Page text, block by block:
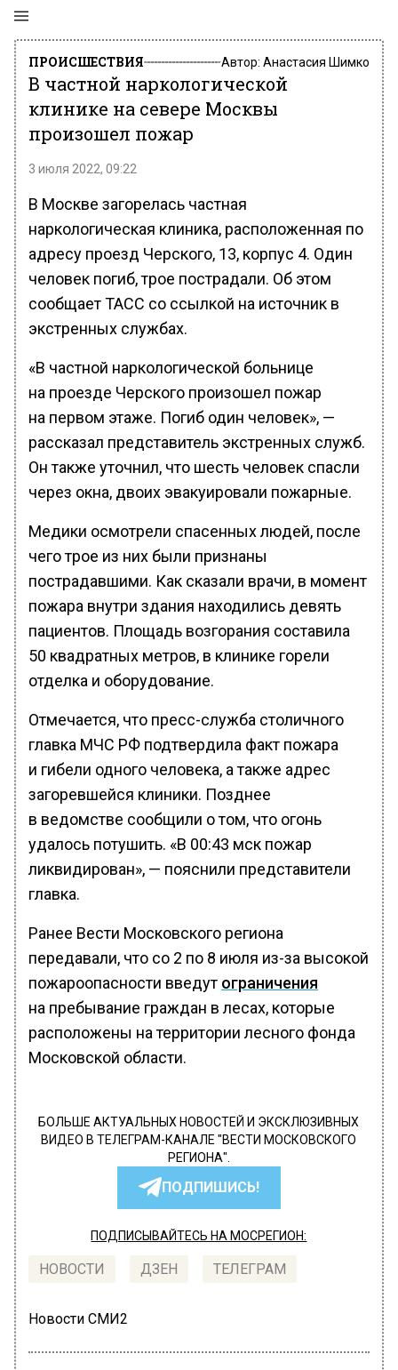
ПРОИСШЕСТВИЯ Автор: Анастасия Шимко
В частной наркологической
клинике на севере Москвы
произошел пожар
3 июля 2022, 09:22
В Москве загорелась частная
наркологическая клиника, расположенная по
адресу проезд Черского, 13, корпус 4. Один
человек погиб, трое пострадали. Об этом
сообщает ТАСС со ссылкой на источник в
экстренных службах.
«В частной наркологической больнице
на проезде Черского произошел пожар
на первом этаже. Погиб один человек», —
рассказал представитель экстренных служб.
Он также уточнил, что шесть человек спасли
через окна, двоих эвакуировали пожарные.
Медики осмотрели спасенных людей, после
чего трое из них были признаны
пострадавшими. Как сказали врачи, в момент
пожара внутри здания находились девять
пациентов. Площадь возгорания составила
50 квадратных метров, в клинике горели
отделка и оборудование.
Отмечается, что пресс-служба столичного
главка МЧС РФ подтвердила факт пожара
и гибели одного человека, а также адрес
загоревшейся клиники. Позднее
в ведомстве сообщили о том, что огонь
удалось потушить. «В 00:43 мск пожар
ликвидирован», — пояснили представители
главка.
Ранее Вести Московского региона
передавали, что со 2 по 8 июля из-за высокой
пожароопасности введут ограничения
на пребывание граждан в лесах, которые
расположены на территории лесного фонда
Московской области.
БОЛЬШЕ АКТУАЛЬНЫХ НОВОСТЕЙ И ЭКСКЛЮЗИВНЫХ
ВИДЕО В ТЕЛЕГРАМ-КАНАЛЕ "ВЕСТИ МОСКОВСКОГО
РЕГИОНА".
ПОДПИШИСЬ!
ПОДПИСЫВАЙТЕСЬ НА МОСРЕГИОН:
НОВОСТИ ДЗЕН ТЕЛЕГРАМ
Новости СМИ2